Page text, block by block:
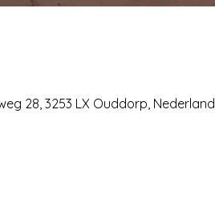
28, 3253 LX Ouddorp, Nederland